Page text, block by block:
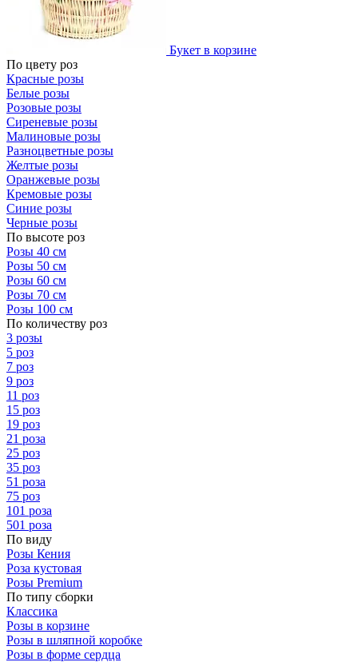
Букет в корзине
По цвету роз
Красные розы
Белые розы
Розовые розы
Сиреневые розы
Малиновые розы
Разноцветные розы
Желтые розы
Оранжевые розы
Кремовые розы
Синие розы
Черные розы
По высоте роз
Розы 40 см
Розы 50 см
Розы 60 см
Розы 70 см
Розы 100 см
По количеству роз
3 розы
5 роз
7 роз
9 роз
11 роз
15 роз
19 роз
21 роза
25 роз
35 роз
51 роза
75 роз
101 роза
501 роза
По виду
Розы Кения
Роза кустовая
Розы Premium
По типу сборки
Классика
Розы в корзине
Розы в шляпной коробке
Розы в форме сердца